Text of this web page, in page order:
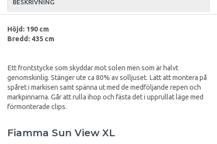
BESKRIVNING
Höjd: 190 cm
Bredd: 435 cm
Ett frontstycke som skyddar mot solen men som är halvt
genomskinlig. Stänger ute ca 80% av solljuset. Lätt att montera på
spåret i markisen samt spänna ut med de medföljande repen och
markpinnarna. Går att rulla ihop och fästa det i upprullat läge med
förmonterade clips.
Fiamma Sun View XL